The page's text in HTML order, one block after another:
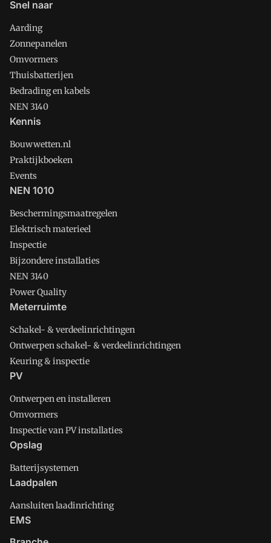
Snel naar
Aarding
Zonnepanelen
Omvormers
Thuisbatterijen
Bedrading en kabels
NEN 3140
Kennis
Bouwwetten.nl
Praktijkboeken
Events
NEN 1010
Beschermingsmaatregelen
Elektrisch materieel
Inspectie
Bijzondere installaties
NEN 3140
Power Quality
Meterruimte
Schakel- & verdeelinrichtingen
Ontwerpen schakel- & verdeelinrichtingen
Keuring & inspectie
PV
Ontwerpen en installeren
Omvormers
Inspectie van PV installaties
Opslag
Batterijsystemen
Laadpalen
Aansluiten laadinrichting
EMS